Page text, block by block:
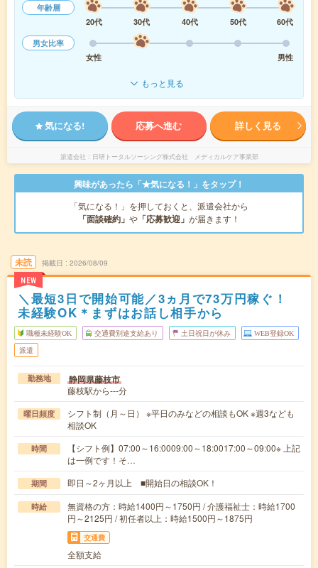
年齢層
20代
30代 40代 50代
60代
男女比率
女性
男性
もっと見る
気になる! 応募へ進む 詳しく見る
派遣会社 日研トータルソーシング株式会社 メディカルケア事業部
興味があったら「★気になる！」をタップ！
「気になる！」を押しておくと、派遣会社から
「面談確約」 や 「応募歓迎」 が届きます！
未読
NEW
掲載日 2026/08/09
＼最短3日で開始可能／3ヵ月で73万円稼ぐ！
未経験OK＊まずはお話し相手から
職種未経験OK 交通費別途支給あり 土日祝日が休み WEB登録OK
派遣
勤務地 静岡県藤枝市
藤枝駅から---分
曜日頻度
シフト制（月～日） ※平日のみなどの相談もOK ※週3なども
相談OK
時間
【シフト例】07:00～16:0009:00～18:0017:00～09:00※ 上記
は一例です！そ…
期間 即日～2ヶ月以上 ■開始日の相談OK！
時給
無資格の方：時給1400円～1750円 / 介護福祉士：時給1700
円～2125円 / 初任者以上：時給1500円～1875円
交通費
全額支給